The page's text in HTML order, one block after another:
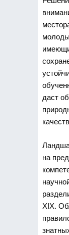
даст
на
XIX.